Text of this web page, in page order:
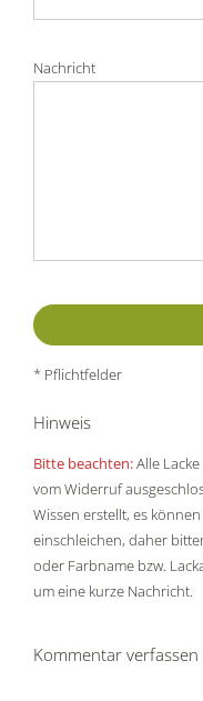
Nachricht
* Pflichtfelder
Hinweis
Bitte beachten:Alle
vom Widerruf
Wissen erstellt, es
einschleichen, daher
oder Farbname bzw.
um eine kurze Nachricht.
Kommentar verfassen